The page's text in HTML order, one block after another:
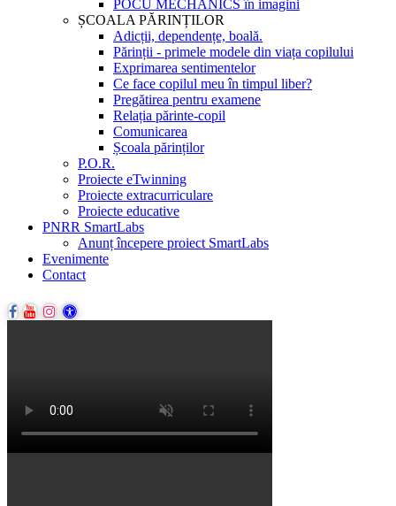
POCU MECHANICS în imagini
ȘCOALA PĂRINȚILOR
Adicții, dependențe, boală.
Părinții - primele modele din viața copilului
Exprimarea sentimentelor
Ce face copilul meu în timpul liber?
Pregătirea pentru examene
Relația părinte-copil
Comunicarea
Școala părinților
P.O.R.
Proiecte eTwinning
Proiecte extracurriculare
Proiecte educative
PNRR SmartLabs
Anunț începere proiect SmartLabs
Evenimente
Contact